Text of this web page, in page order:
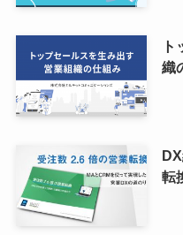
織
転